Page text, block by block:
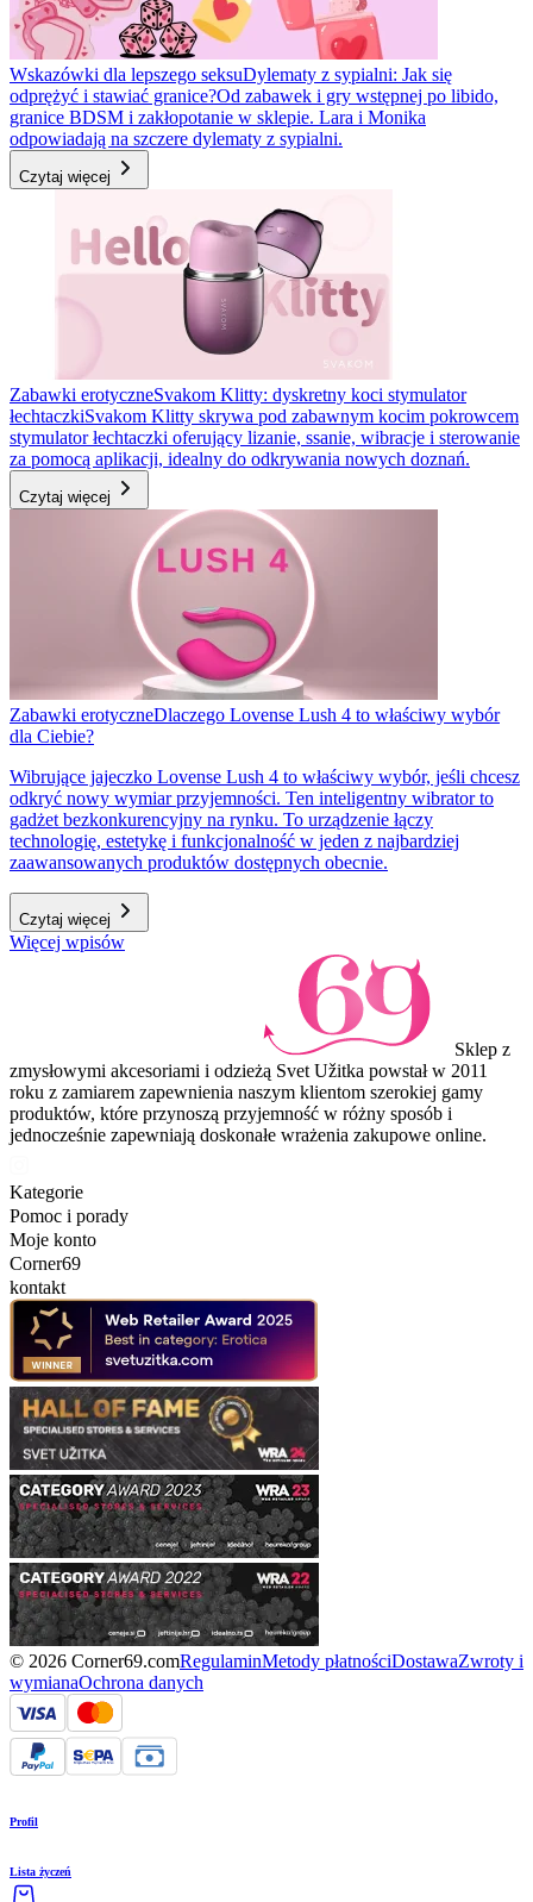
Wskazówki dla lepszego seksuDylematy z sypialni: Jak się
odprężyć i stawiać granice?Od zabawek i gry wstępnej po libido,
granice BDSM i zakłopotanie w sklepie. Lara i Monika
odpowiadają na szczere dylematy z sypialni.
Czytaj więcej
Zabawki erotyczneSvakom Klitty: dyskretny koci stymulator
łechtaczkiSvakom Klitty skrywa pod zabawnym kocim pokrowcem
stymulator łechtaczki oferujący lizanie, ssanie, wibracje i sterowanie
za pomocą aplikacji, idealny do odkrywania nowych doznań.
Czytaj więcej
Zabawki erotyczneDlaczego Lovense Lush 4 to właściwy wybór
dla Ciebie?
Wibrujące jajeczko Lovense Lush 4 to właściwy wybór, jeśli chcesz
odkryć nowy wymiar przyjemności. Ten inteligentny wibrator to
gadżet bezkonkurencyjny na rynku. To urządzenie łączy
technologię, estetykę i funkcjonalność w jeden z najbardziej
zaawansowanych produktów dostępnych obecnie.
Czytaj więcej
Więcej wpisów
Sklep z
zmysłowymi akcesoriami i odzieżą Svet Užitka powstał w 2011
roku z zamiarem zapewnienia naszym klientom szerokiej gamy
produktów, które przynoszą przyjemność w różny sposób i
jednocześnie zapewniają doskonałe wrażenia zakupowe online.
Kategorie
Pomoc i porady
Moje konto
Corner69
kontakt
© 2026 Corner69.comRegulaminMetody płatnościDostawaZwroty i
wymianaOchrona danych
Profil
Lista życzeń